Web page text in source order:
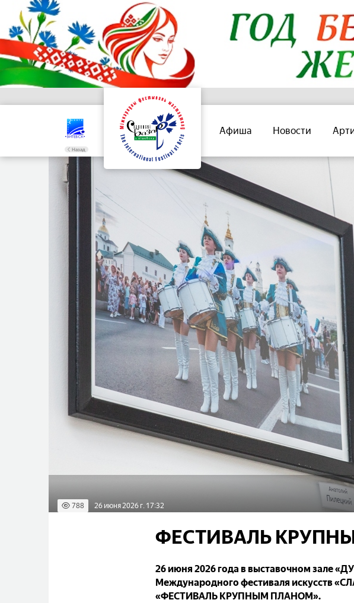
Назад
Афиша Новости
788 26 июня 2026 г. 17:32
ФЕСТИВАЛЬ
26 июня 2026 года в выставочном зале
Международного фестиваля искусств
«ФЕСТИВАЛЬ КРУПНЫМ ПЛАНОМ».